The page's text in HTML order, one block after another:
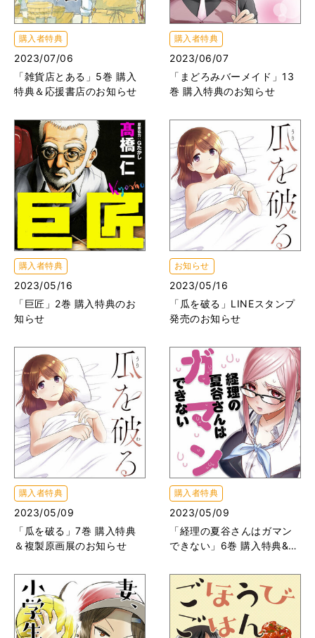
購入者特典
2023/07/06
「雑貨店とある」5巻 購入
特典＆応援書店のお知らせ
購入者特典
2023/06/07
「まどろみバーメイド」13
巻 購入特典のお知らせ
購入者特典
2023/05/16
「巨匠」2巻 購入特典のお
知らせ
お知らせ
2023/05/16
「瓜を破る」LINEスタンプ
発売のお知らせ
購入者特典
2023/05/09
「瓜を破る」7巻 購入特典
＆複製原画展のお知らせ
購入者特典
2023/05/09
「経理の夏谷さんはガマン
できない」6巻 購入特典&T